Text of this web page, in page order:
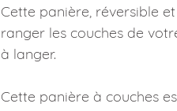
Cette panière, réversible
ranger les couches de
à langer.
Cette panière à couches